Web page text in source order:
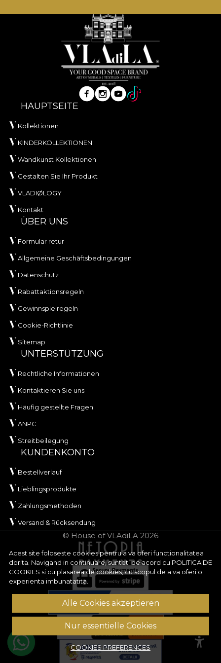
Acest site foloseste cookies pentru a va oferi functionalitatea
dorita. Navigand in continuare, sunteti de acord cu POLITICA DE
COOKIES si cu plasarea de cookies, cu scopul de a va oferi o
experienta imbunatatita.
Alle Cookies akzeptieren
Nur essentielle Cookies
COOKIES PREFERENCES
HAUPTSEITE
Kollektionen
KINDERKOLLEKTIONEN
Wandkunst Kollektionen
Gestalten Sie Ihr Produkt
VLADIØLOGY
Kontakt
ÜBER UNS
Formular retur
Allgemeine Geschäftsbedingungen
Datenschutz
Rabattaktionsregeln
Gewinnspielregeln
Cookie-Richtlinie
Sitemap
UNTERSTÜTZUNG
Rechtliche Informationen
Kontaktieren Sie uns
Häufig gestellte Fragen
ANPC
Streitbeilegung
KUNDENKONTO
Bestellverlauf
Lieblingsprodukte
Zahlungsmethoden
Versand & Rücksendung
© House of VLAdiLA 2026